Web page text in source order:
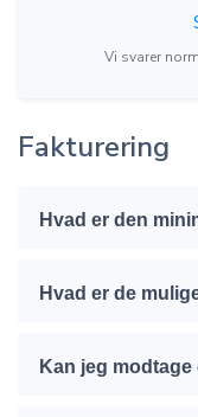
Vi svarer
Fakturering
Hvad er den
Hvad er de
Kan jeg